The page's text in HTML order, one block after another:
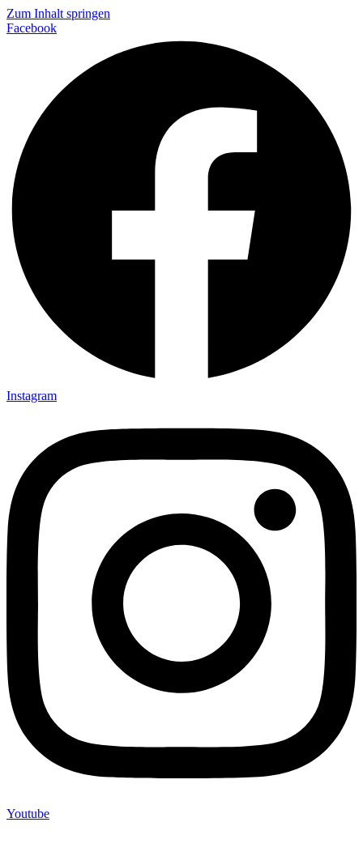
Zum Inhalt springen
Facebook
Instagram
Youtube